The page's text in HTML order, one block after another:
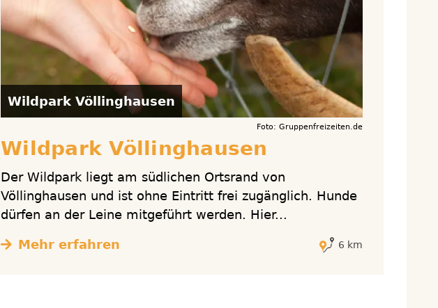
Wildpark Völlinghausen
Foto: Gruppenfreizeiten.de
Wildpark Völlinghausen
Der Wildpark liegt am südlichen Ortsrand von
Völlinghausen und ist ohne Eintritt frei zugänglich. Hunde
dürfen an der Leine mitgeführt werden. Hier...
Mehr erfahren 6 km